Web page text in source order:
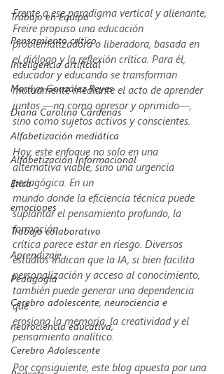
Trabajo en Equipo
Pensamiento crítico
Inteligencia artificial
Marilyn González Reyes
Diana Carolina Cárdenas
Alfabetización mediática
Alfabetización Informacional
Ética
emociones
Trabajo colaborativo
Aprendizaje
Pedagogía
Cerebro adolescente, neurociencia e
neurociencia educativa,
Cerebro Adolescente
Frente a ese paradigma vertical y alienante,
Freire propuso una educación
problematizadora o liberadora, basada en
el diálogo y la reflexión crítica. Para él,
educador y educando se transforman
mutuamente mediante el acto de aprender
juntos —no como opresor y oprimido—,
sino como sujetos activos y conscientes.
Hoy, este enfoque no solo en una
alternativa viable, sino una urgencia
pedagógica. En un
mundo donde la eficiencia técnica puede
suplantar el pensamiento profundo, la
formación
crítica parece estar en riesgo. Diversos
estudios indican que la IA, si bien facilita
personalización y acceso al conocimiento,
también puede generar una dependencia
que
erosiona la memoria, la creatividad y el
pensamiento analítico.
Por consiguiente, este blog apuesta por una